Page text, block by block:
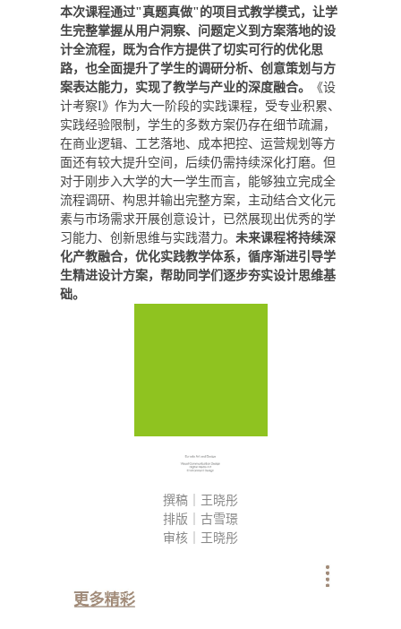
本次课程通过"真题真做"的项目式教学模式，让学
生完整掌握从用户洞察、问题定义到方案落地的设
计全流程，既为合作方提供了切实可行的优化思
路，也全面提升了学生的调研分析、创意策划与方
案表达能力，实现了教学与产业的深度融合。
《设
计考察I》作为大一阶段的实践课程，受专业积累、
实践经验限制，学生的多数方案仍存在细节疏漏，
在商业逻辑、工艺落地、成本把控、运营规划等方
面还有较大提升空间，后续仍需持续深化打磨。但
对于刚步入大学的大一学生而言，能够独立完成全
流程调研、构思并输出完整方案，主动结合文化元
素与市场需求开展创意设计，已然展现出优秀的学
习能力、创新思维与实践潜力。未来课程将持续深
化产教融合，优化实践教学体系，循序渐进引导学
生精进设计方案，帮助同学们逐步夯实设计思维基
础。
撰稿｜王晓彤
排版｜古雪璟
审核｜王晓彤